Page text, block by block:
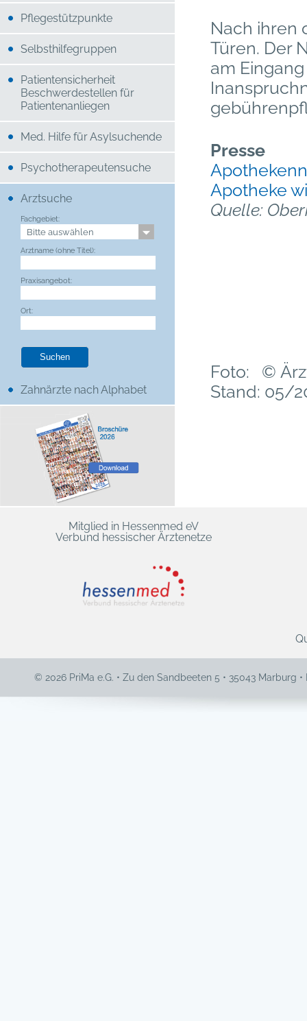
Pflegestützpunkte
Selbsthilfegruppen
Patientensicherheit
Beschwerdestellen für
Patientenanliegen
Med. Hilfe für Asylsuchende
Psychotherapeutensuche
Arztsuche
Fachgebiet:
Arztname (ohne Titel):
Praxisangebot:
Ort:
Zahnärzte nach Alphabet
Nach ihren
Türen. Der
am
Presse
Apotheke
Quelle:
Foto: ©
Stand: 05/
Mitglied in Hessenmed eV
Verbund hessischer Ärztenetze
© 2026 PriMa e.G. • Zu den Sandbeeten 5 • 35043 Marburg •